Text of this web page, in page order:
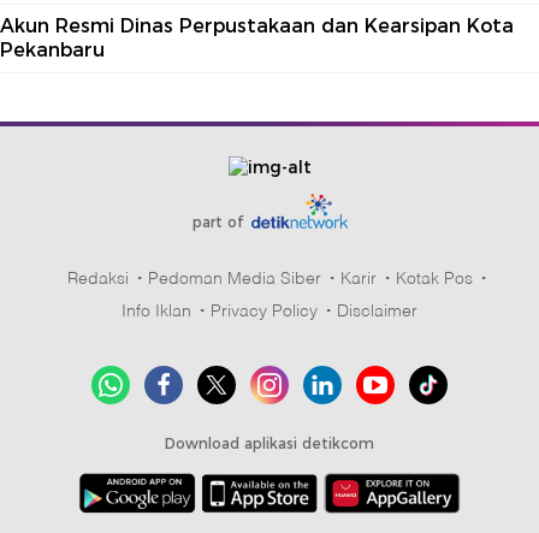
Akun Resmi Dinas Perpustakaan dan Kearsipan Kota
Pekanbaru
part of
Redaksi Pedoman Media Siber Karir
Kotak Pos
Info Iklan
Privacy Policy Disclaimer
Download aplikasi detikcom